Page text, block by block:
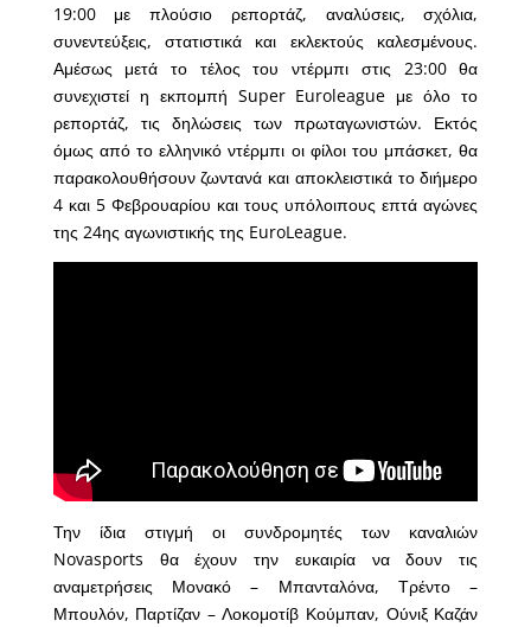
19:00 με πλούσιο ρεπορτάζ, αναλύσεις, σχόλια,
συνεντεύξεις, στατιστικά και εκλεκτούς καλεσμένους.
Αμέσως μετά το τέλος του ντέρμπι στις 23:00 θα
συνεχιστεί η εκπομπή Super Euroleague με όλο το
ρεπορτάζ, τις δηλώσεις των πρωταγωνιστών. Εκτός
όμως από το ελληνικό ντέρμπι οι φίλοι του μπάσκετ, θα
παρακολουθήσουν ζωντανά και αποκλειστικά το διήμερο
4 και 5 Φεβρουαρίου και τους υπόλοιπους επτά αγώνες
της 24ης αγωνιστικής της EuroLeague.
Την ίδια στιγμή οι συνδρομητές των καναλιών
Novasports θα έχουν την ευκαιρία να δουν τις
αναμετρήσεις Μονακό – Μπανταλόνα, Τρέντο –
Μπουλόν, Παρτίζαν – Λοκομοτίβ Κούμπαν, Ούνιξ Καζάν